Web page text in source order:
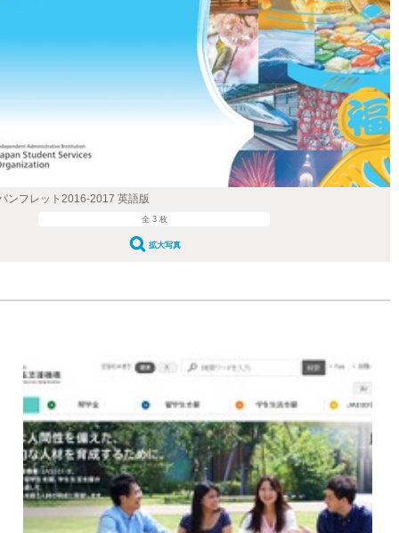
ンフレット2016-2017 英語版
全 3 枚
拡大写真